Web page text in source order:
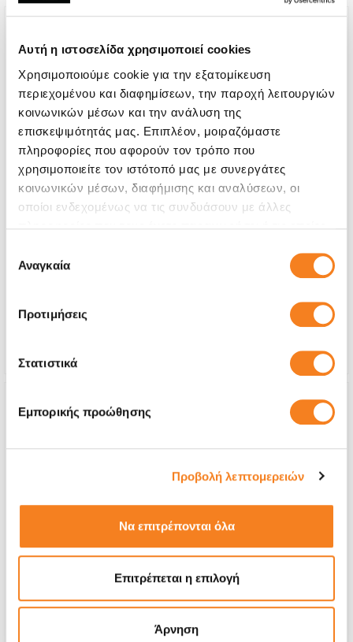
Αυτή η ιστοσελίδα χρησιμοποιεί cookies
Χρησιμοποιούμε cookie για την εξατομίκευση
περιεχομένου και διαφημίσεων, την παροχή λειτουργιών
κοινωνικών μέσων και την ανάλυση της
επισκεψιμότητάς μας. Επιπλέον, μοιραζόμαστε
πληροφορίες που αφορούν τον τρόπο που
χρησιμοποιείτε τον ιστότοπό μας με συνεργάτες
κοινωνικών μέσων, διαφήμισης και αναλύσεων, οι
οποίοι ενδεχομένως να τις συνδυάσουν με άλλες
των υπηρεσιών τους.
συγκατάθεσης
Αναγκαία
Προτιμήσεις
Στατιστικά
Εμπορικής προώθησης
Προβολή λεπτομερειών
Να επιτρέπονται όλα
Επιτρέπεται η επιλογή
Άρνηση
Call
Χρόνος
1-2 ώρες
Premium Οθόνη